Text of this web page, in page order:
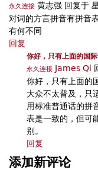
永久连接 黄志强 回复于
对词的方言拼音有拼音
有何不同
回复
你好，只有上面的国
永久连接 James Qi
你好，只有上面的
大众不太普及，只
用标准普通话的拼
表是一致的，但可
别。
回复
添加新评论